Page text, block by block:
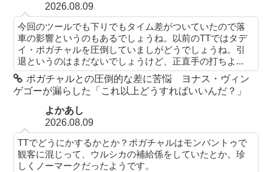
2026.08.09
今回のツールでも下りでもタイム差がついていたので落
車の影響というのもあるでしょうね。以前のTTではタデ
イ・ポガチャルを圧倒していましがどうでしょうね。引
退というのはまだないでしょうけど、正直手の打ちよ...
ポガチャルとの圧倒的な差に苦悩 ヨナス・ヴィン
ゲゴーが漏らした「これ以上どうすればいいんだ？」
よかあし
2026.08.09
TTでどうにかするかとか？ポガチャルはモンバントゥで
観客に混じって、ウルシカの補給係をしていたとか。珍
しくノーマークだったようです。